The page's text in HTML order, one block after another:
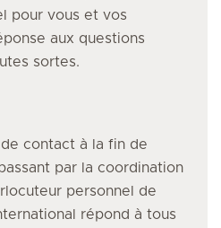
pour vous et vos
aux questions
sortes.
contact à la fin de
par la coordination
personnel de
répond à tous